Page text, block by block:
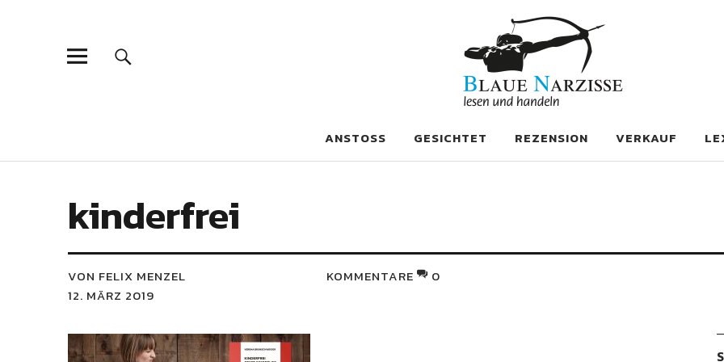
Blaue Narzisse
ANSTOSS GESICHTET REZENSION VERKAUF
kinderfrei
VON FELIX MENZEL
12. MÄRZ 2019
KOMMENTARE 0